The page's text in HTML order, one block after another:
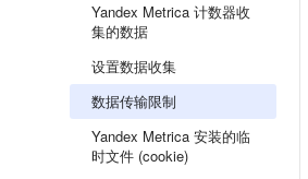
Yandex Metrica 计数器收
集的数据
设置数据收集
数据传输限制
Yandex Metrica 安装的临
时文件 (cookie)